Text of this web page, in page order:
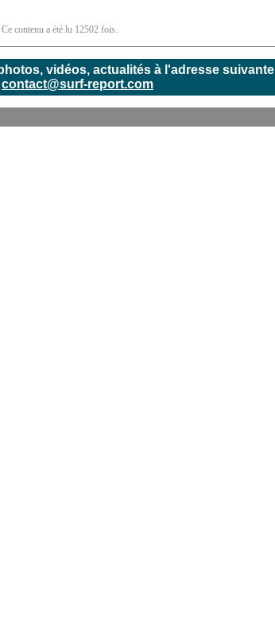
| Ce contenu a été lu 12502 fois.
vidéos, actualités à l'adresse suivante
contact@surf-report.com